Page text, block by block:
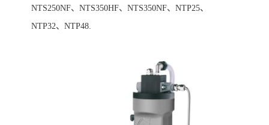
NTS250NF、NTS350HF、NTS350NF、NTP25、
NTP32、NTP48.